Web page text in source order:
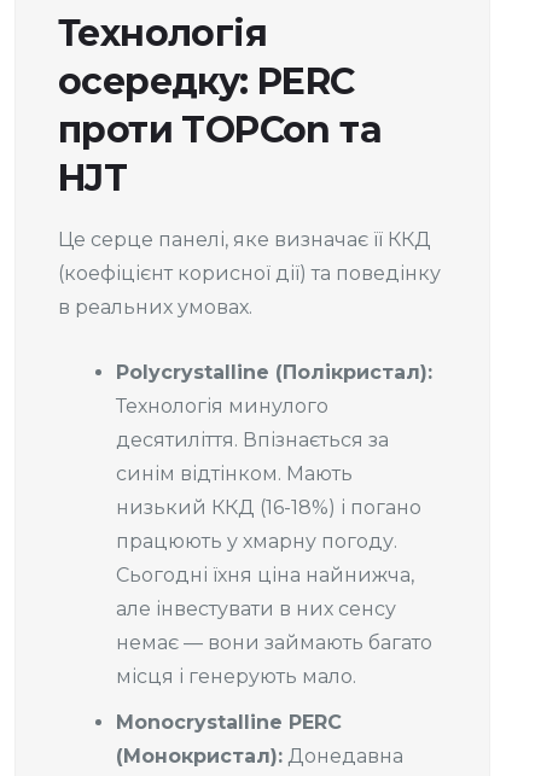
Технологія
осередку: PERC
проти TOPCon та
HJT
Це серце панелі, яке визначає її ККД
(коефіцієнт корисної дії) та поведінку
в реальних умовах.
Polycrystalline (Полікристал):
Технологія минулого
десятиліття. Впізнається за
синім відтінком. Мають
низький ККД (16-18%) і погано
працюють у хмарну погоду.
Сьогодні їхня ціна найнижча,
але інвестувати в них сенсу
немає — вони займають багато
місця і генерують мало.
Monocrystalline PERC
(Монокристал): Донедавна